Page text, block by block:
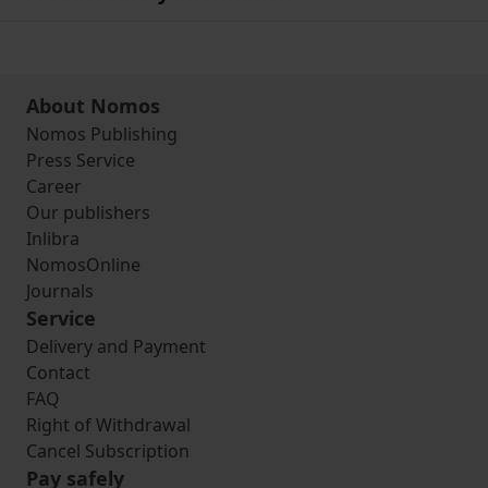
About Nomos
Nomos Publishing
Press Service
Career
Our publishers
Inlibra
NomosOnline
Journals
Service
Delivery and Payment
Contact
FAQ
Right of Withdrawal
Cancel Subscription
Pay safely